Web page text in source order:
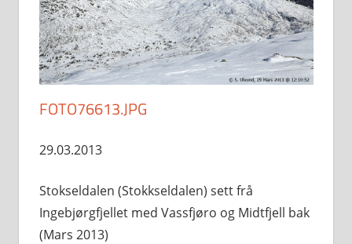
FOTO76613.JPG
29.03.2013
Stokseldalen (Stokkseldalen) sett frå
Ingebjørgfjellet med Vassfjøro og Midtfjell bak
(Mars 2013)